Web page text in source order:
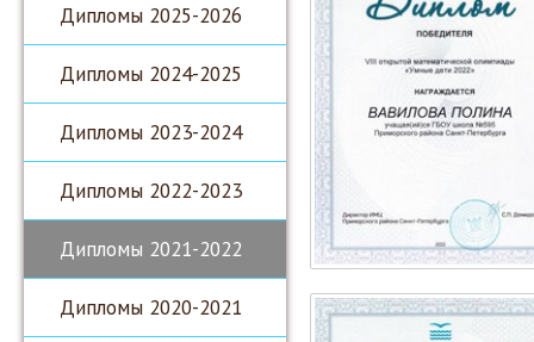
Дипломы 2025-2026
Дипломы 2024-2025
Дипломы 2023-2024
Дипломы 2022-2023
Дипломы 2021-2022
Дипломы 2020-2021